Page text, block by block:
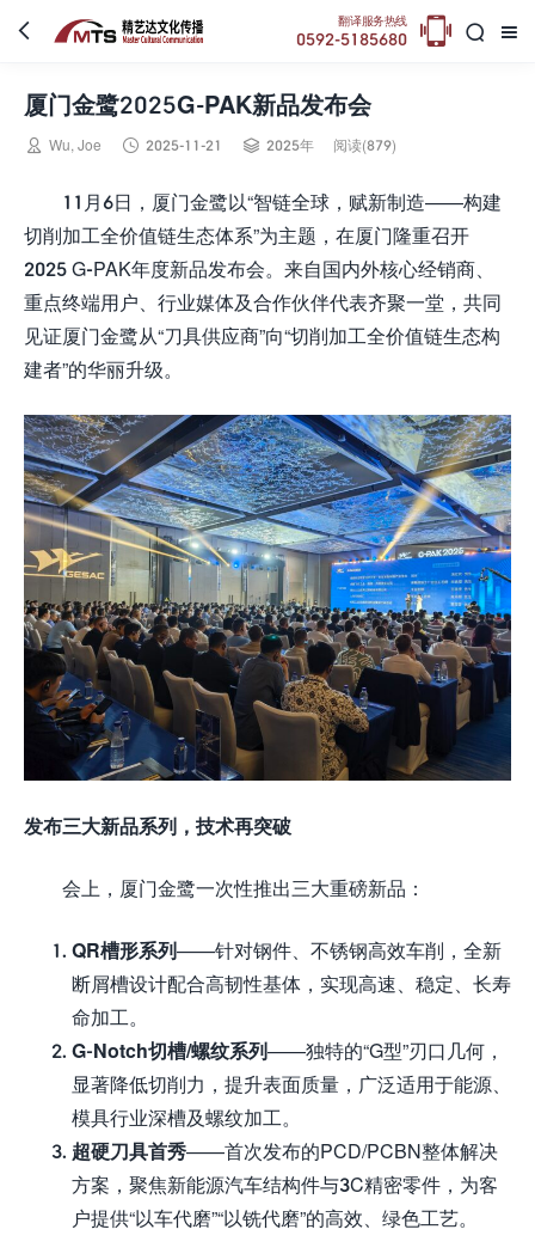
 

翻译服务热线
0592-5185680 
厦门金鹭2025G-PAK新品发布会
 Wu, Joe  2025-11-21  2025年 阅读(879)
11月6日，厦门金鹭以“智链全球，赋新制造——构建
切削加工全价值链生态体系”为主题，在厦门隆重召开
2025 G-PAK年度新品发布会。来自国内外核心经销商、
重点终端用户、行业媒体及合作伙伴代表齐聚一堂，共同
见证厦门金鹭从“刀具供应商”向“切削加工全价值链生态构
建者”的华丽升级。
发布三大新品系列，技术再突破
会上，厦门金鹭一次性推出三大重磅新品：
QR槽形系列——针对钢件、不锈钢高效车削，全新
断屑槽设计配合高韧性基体，实现高速、稳定、长寿
命加工。
G-Notch切槽/螺纹系列——独特的“G型”刃口几何，
显著降低切削力，提升表面质量，广泛适用于能源、
模具行业深槽及螺纹加工。
超硬刀具首秀——首次发布的PCD/PCBN整体解决
方案，聚焦新能源汽车结构件与3C精密零件，为客
户提供“以车代磨”“以铣代磨”的高效、绿色工艺。